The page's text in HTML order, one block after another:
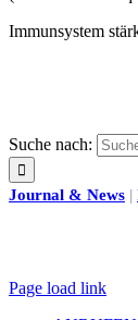
Immunsystem
Suche nach:
Journal & News |
Page load link